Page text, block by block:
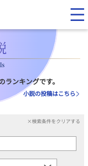
ンキングです。
小説の投稿はこちら
×検索条件をクリアする